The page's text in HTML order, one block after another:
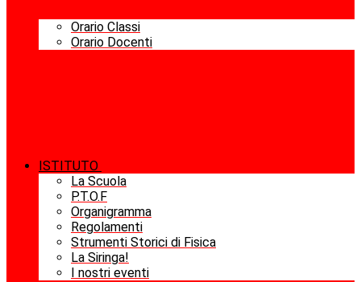
Orario Classi
Orario Docenti
ISTITUTO
La Scuola
P.T.O.F
Organigramma
Regolamenti
Strumenti Storici di Fisica
La Siringa!
I nostri eventi